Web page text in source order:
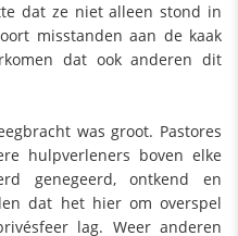
dat ze niet alleen stond in
misstanden aan de kaak
dat ook anderen dit
was groot. Pastores
hulpverleners boven elke
genegeerd, ontkend en
dat het hier om overspel
lag. Weer anderen